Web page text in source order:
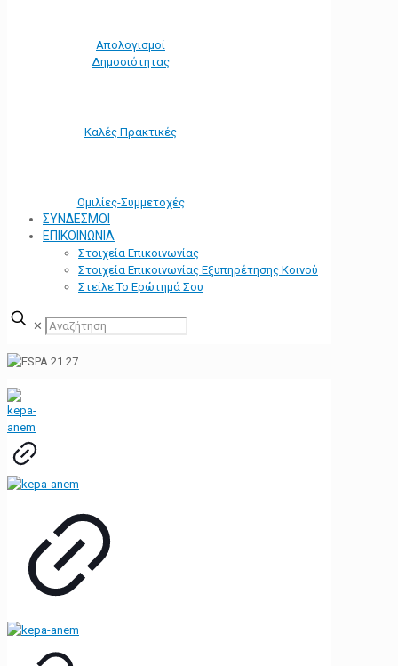
Απολογισμοί
Δημοσιότητας
Καλές Πρακτικές
Ομιλίες-Συμμετοχές
ΣΥΝΔΕΣΜΟΙ
ΕΠΙΚΟΙΝΩΝΙΑ
Στοιχεία Επικοινωνίας
Στοιχεία Επικοινωνίας Εξυπηρέτησης Κοινού
Στείλε Το Ερώτημά Σου
✕